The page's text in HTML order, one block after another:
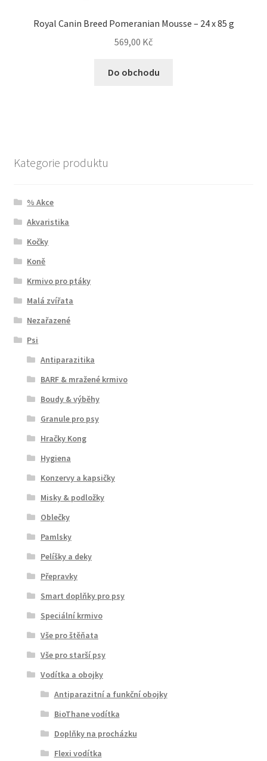
Royal Canin Breed Pomeranian Mousse – 24 x 85 g
569,00 Kč
Do obchodu
Kategorie produktu
% Akce
Akvaristika
Kočky
Koně
Krmivo pro ptáky
Malá zvířata
Nezařazené
Psi
Antiparazitika
BARF & mražené krmivo
Boudy & výběhy
Granule pro psy
Hračky Kong
Hygiena
Konzervy a kapsičky
Misky & podložky
Oblečky
Pamlsky
Pelíšky a deky
Přepravky
Smart doplňky pro psy
Speciální krmivo
Vše pro štěňata
Vše pro starší psy
Vodítka a obojky
Antiparazitní a funkční obojky
BioThane vodítka
Doplňky na procházku
Flexi vodítka